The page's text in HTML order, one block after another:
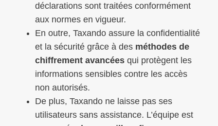
déclarations sont traitées conformément
aux normes en vigueur.
En outre, Taxando assure la confidentialité
et la sécurité grâce à des méthodes de
chiffrement avancées qui protègent les
informations sensibles contre les accès
non autorisés.
De plus, Taxando ne laisse pas ses
utilisateurs sans assistance. L’équipe est